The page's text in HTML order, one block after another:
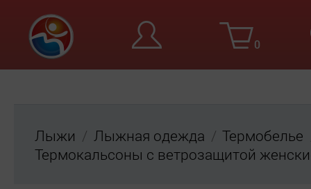
0
Лыжи Лыжная одежда
Термобелье
Термокальсоны с ветрозащитой